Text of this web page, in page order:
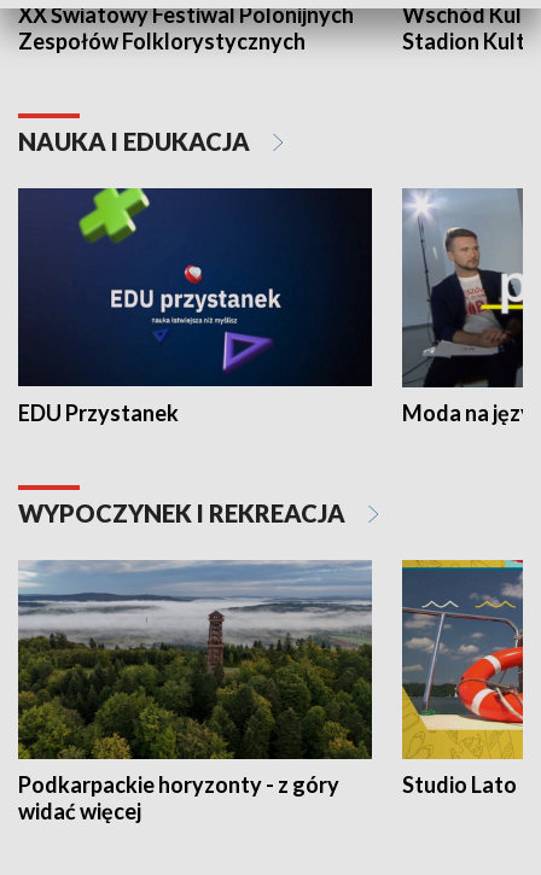
XX Światowy Festiwal Polonijnych
Zespołów Folklorystycznych
Wschód
Stadion
NAUKA I EDUKACJA
EDU Przystanek Moda na
WYPOCZYNEK I REKREACJA
Podkarpackie horyzonty - z góry
widać więcej
Studio Lato